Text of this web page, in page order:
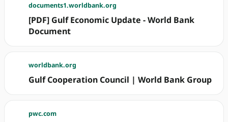
documents1.worldbank.org
[PDF] Gulf Economic Update - World Bank
Document
worldbank.org
Gulf Cooperation Council | World Bank Group
pwc.com